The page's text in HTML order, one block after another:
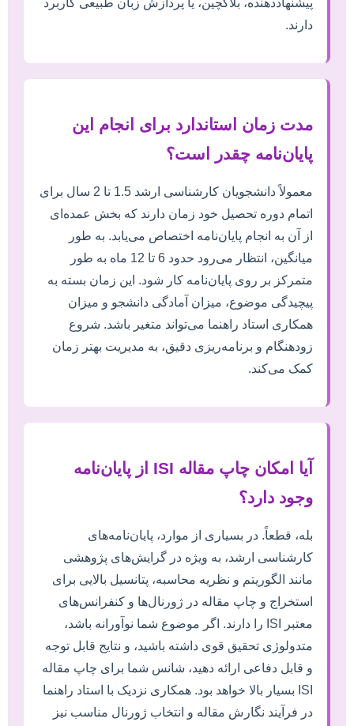
پیشنهاددهنده، بلاکچین، یا پردازش زبان طبیعی کاربرد
دارند.
مدت زمان استاندارد برای انجام این
پایان‌نامه چقدر است؟
معمولاً دانشجویان کارشناسی ارشد 1.5 تا 2 سال برای
اتمام دوره تحصیل خود زمان دارند که بخش عمده‌ای
از آن به انجام پایان‌نامه اختصاص می‌یابد. به طور
میانگین، انتظار می‌رود حدود 6 تا 12 ماه به طور
متمرکز بر روی پایان‌نامه کار شود. این زمان بسته به
پیچیدگی موضوع، میزان آمادگی دانشجو و میزان
همکاری استاد راهنما می‌تواند متغیر باشد. شروع
زودهنگام و برنامه‌ریزی دقیق، به مدیریت بهتر زمان
کمک می‌کند.
آیا امکان چاپ مقاله ISI از پایان‌نامه
وجود دارد؟
بله، قطعاً. در بسیاری از موارد، پایان‌نامه‌های
کارشناسی ارشد، به ویژه در گرایش‌های پژوهشی
مانند الگوریتم و نظریه محاسبه، پتانسیل بالایی برای
استخراج و چاپ مقاله در ژورنال‌ها و کنفرانس‌های
معتبر ISI را دارند. اگر موضوع شما نوآورانه باشد،
متدولوژی تحقیق قوی داشته باشید، و نتایج قابل توجه
و قابل دفاعی ارائه دهید، شانس شما برای چاپ مقاله
ISI بسیار بالا خواهد بود. همکاری نزدیک با استاد راهنما
در فرآیند نگارش مقاله و انتخاب ژورنال مناسب نیز